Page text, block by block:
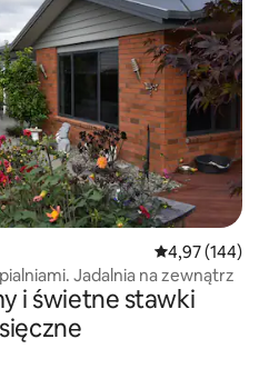
Średnia
4,97 (144)
Dom typu Executive z 4 sypialniami. Jadalnia na zewnątrz
i świetne stawki